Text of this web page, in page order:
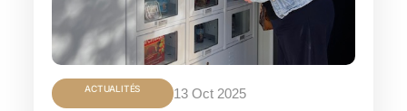
ACTUALITÉS 13 Oct 2025